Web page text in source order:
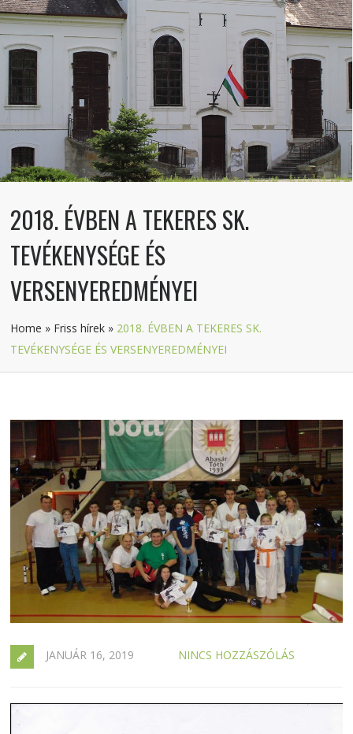
2018. ÉVBEN A TEKERES SK.
TEVÉKENYSÉGE ÉS
VERSENYEREDMÉNYEI
Home » Friss hírek » 2018. ÉVBEN A TEKERES SK.
TEVÉKENYSÉGE ÉS VERSENYEREDMÉNYEI
JANUÁR 16, 2019 NINCS HOZZÁSZÓLÁS